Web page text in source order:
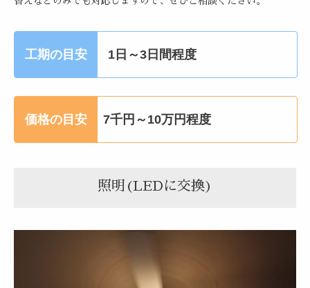
工期の目安 1日～3日間程度
価格の目安 7千円～10万円程度
照明(LEDに交換)